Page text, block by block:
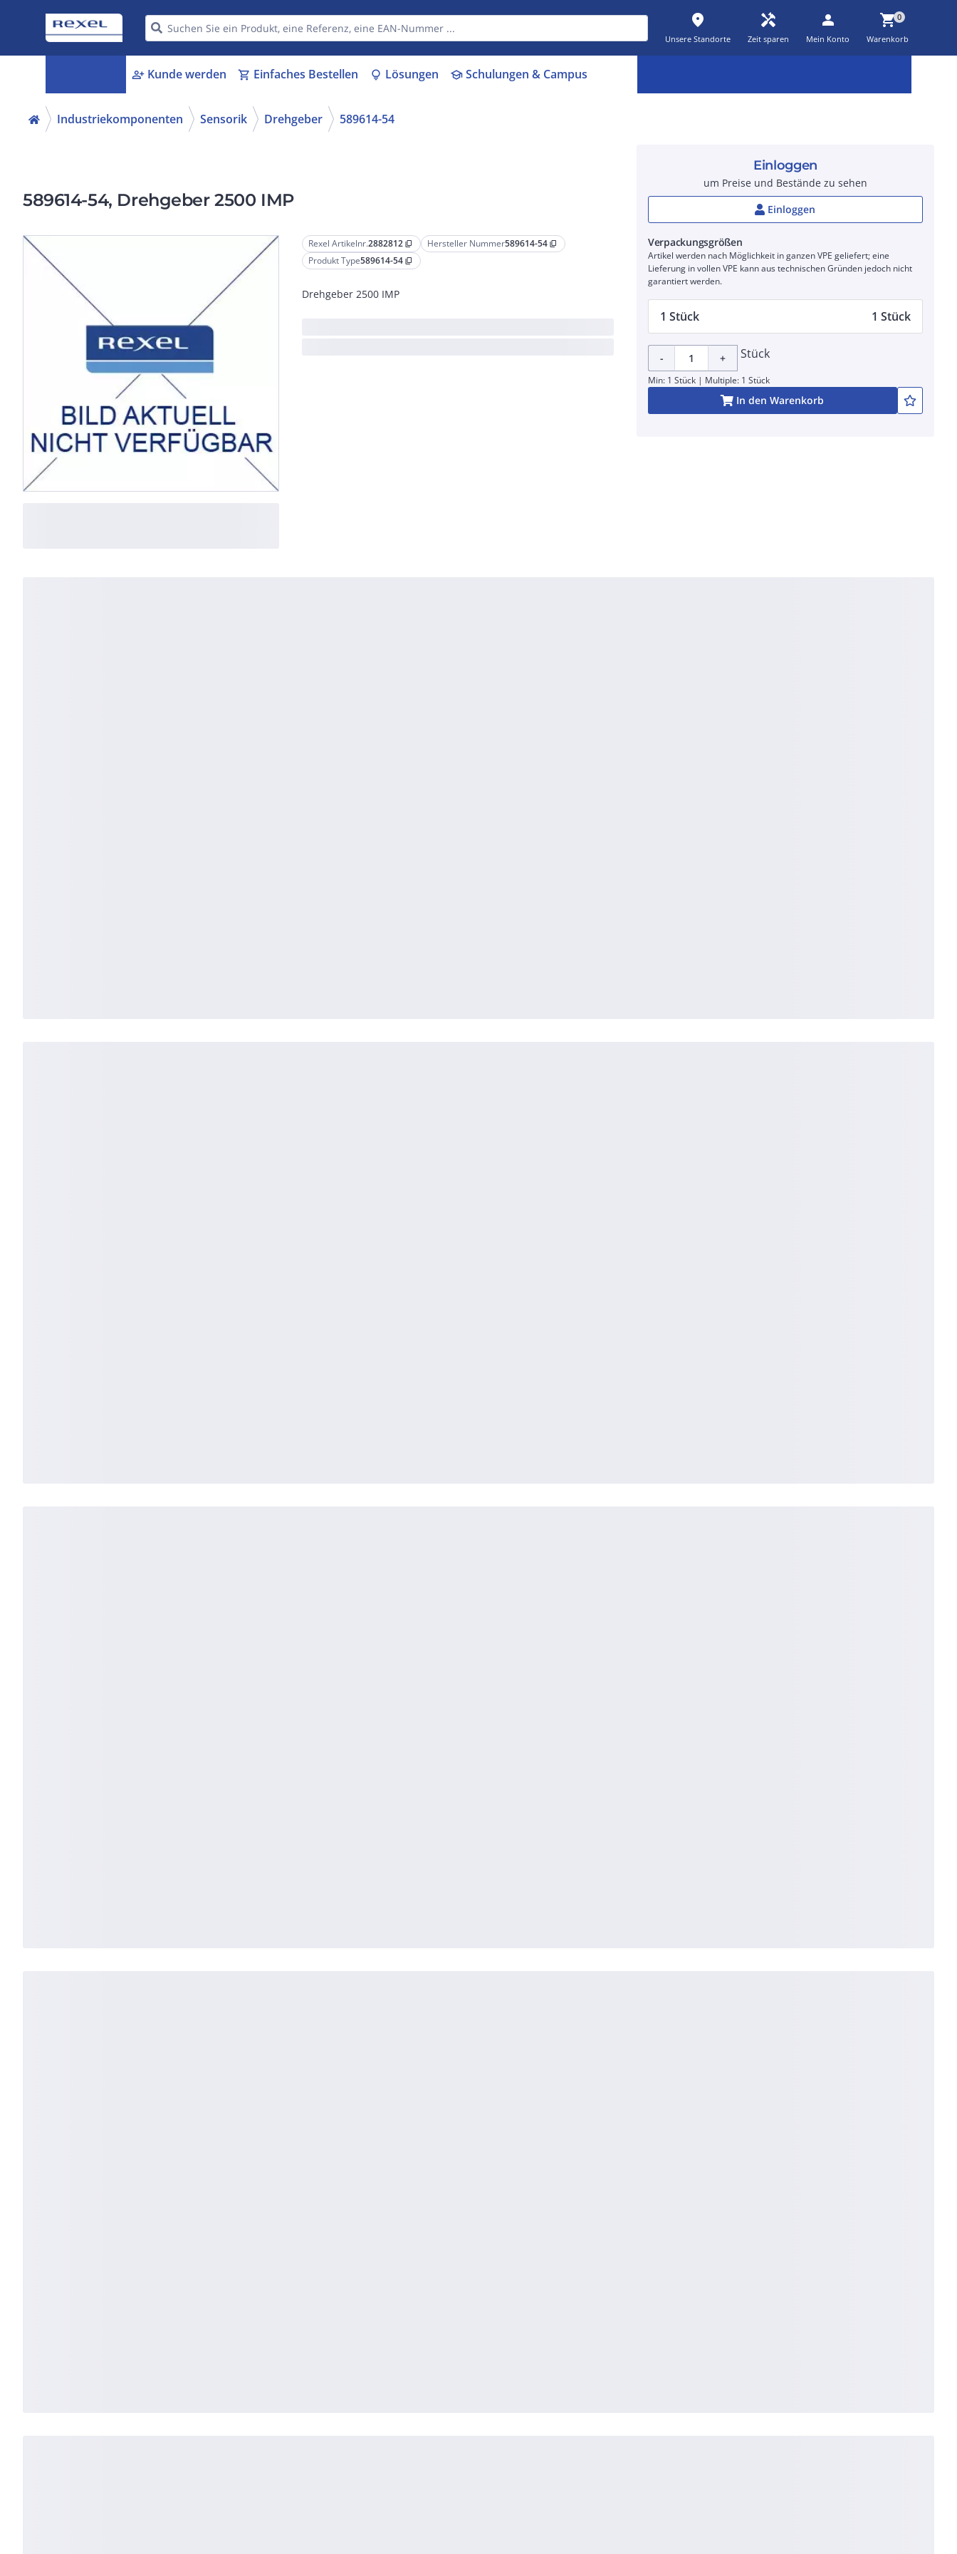
place
Unsere Standorte
handyman
Zeit sparen
person
Mein Konto
shopping_cart0
Warenkorb
person_add Kunde werden shopping_cart Einfaches Bestellen lightbulb Lösungen schoolSchulungen & Campus
Industriekomponenten Sensorik Drehgeber 589614-54
589614-54, Drehgeber 2500 IMP
Rexel Artikelnr.2882812 content_copy Hersteller Nummer589614-54 content_copy
Produkt Type589614-54 content_copy
Drehgeber 2500 IMP
Einloggen
um Preise und Bestände zu sehen
Einloggen
Verpackungsgrößen
Artikel werden nach Möglichkeit in ganzen VPE geliefert; eine
Lieferung in vollen VPE kann aus technischen Gründen jedoch nicht
garantiert werden.
1 Stück 1 Stück
- + Stück
Min: 1 Stück | Multiple: 1 Stück
In den Warenkorb